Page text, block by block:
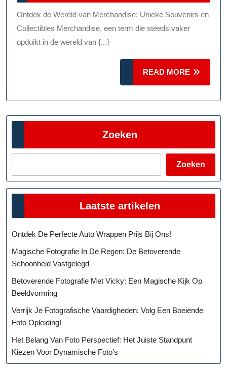
Merchandise:
Unieke
Souvenirs
En
Collectibles
2025
Ontdek de Wereld van Merchandise: Unieke Souvenirs en
Collectibles Merchandise, een term die steeds vaker
opduikt in de wereld van {...}
READ MORE
MORE
Zoeken
Zoeken
Laatste artikelen
Ontdek De Perfecte Auto Wrappen Prijs Bij Ons!
Magische Fotografie In De Regen: De Betoverende
Schoonheid Vastgelegd
Betoverende Fotografie Met Vicky: Een Magische Kijk Op
Beeldvorming
Verrijk Je Fotografische Vaardigheden: Volg Een Boeiende
Foto Opleiding!
Het Belang Van Foto Perspectief: Het Juiste Standpunt
Kiezen Voor Dynamische Foto’s